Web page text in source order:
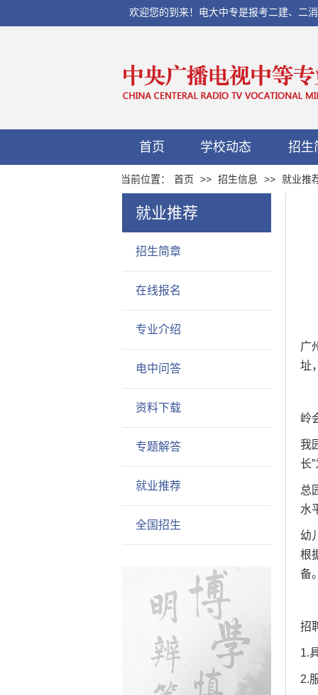
欢迎您的到来！电大中专是报考二建、二
首页 学校动态 招生
当前位置： 首页 >> 招生信息 >> 就业推
就业推荐
招生简章
在线报名
专业介绍
电中问答
资料下载
专题解答
就业推荐
全国招生
广
址
岭
我
长
总
水
幼
根
备
招
1.
2.